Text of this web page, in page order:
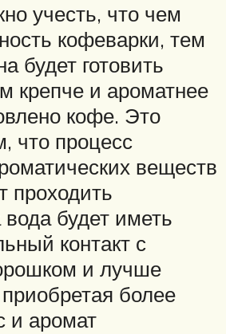
учесть, что чем
кофеварки, тем
будет готовить
крепче и ароматнее
кофе. Это
что процесс
веществ
проходить
будет иметь
контакт с
и лучше
более
и аромат